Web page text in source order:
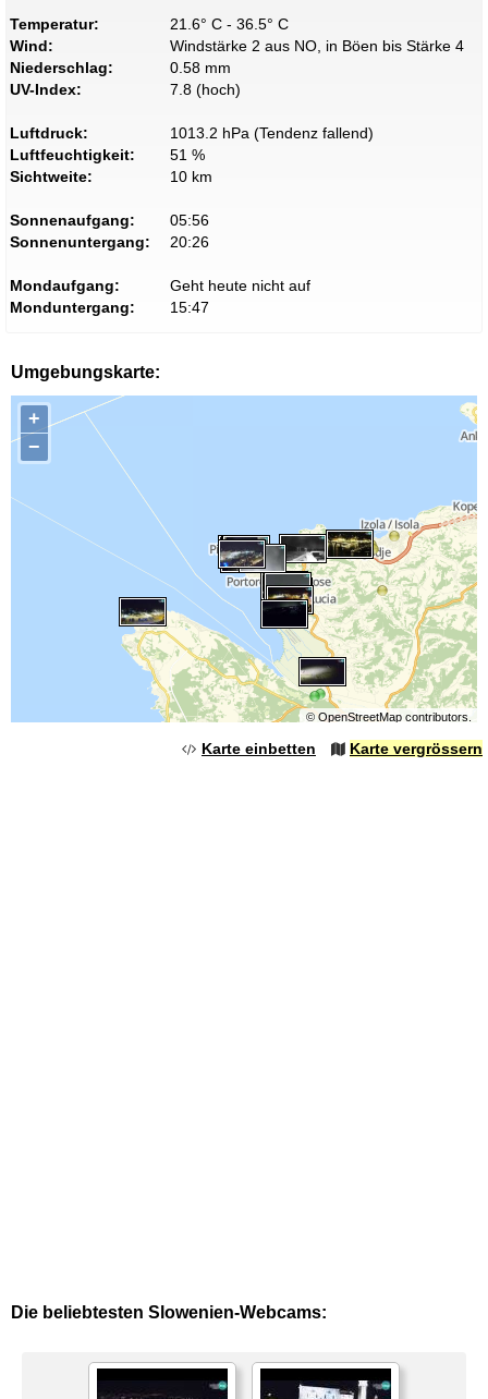
Temperatur:
21.6° C - 36.5° C
Wind:
Windstärke 2 aus NO, in Böen bis Stärke 4
Niederschlag:
0.58 mm
UV-Index:
7.8 (hoch)
Luftdruck:
1013.2 hPa (Tendenz fallend)
Luftfeuchtigkeit:
51 %
Sichtweite:
10 km
Sonnenaufgang:
05:56
Sonnenuntergang:
20:26
Mondaufgang:
Geht heute nicht auf
Monduntergang:
15:47
Umgebungskarte:
+
−
© OpenStreetMapcontributors.
Karte einbetten Karte vergrössern
Die beliebtesten Slowenien-Webcams: